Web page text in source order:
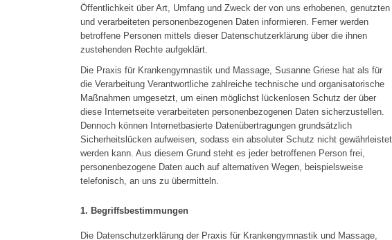
Öffentlichkeit über Art, Umfang und Zweck der von uns erhobenen, genutzten
und verarbeiteten personenbezogenen Daten informieren. Ferner werden
betroffene Personen mittels dieser Datenschutzerklärung über die ihnen
zustehenden Rechte aufgeklärt.
Die Praxis für Krankengymnastik und Massage, Susanne Griese hat als für
die Verarbeitung Verantwortliche zahlreiche technische und organisatorische
Maßnahmen umgesetzt, um einen möglichst lückenlosen Schutz der über
diese Internetseite verarbeiteten personenbezogenen Daten sicherzustellen.
Dennoch können Internetbasierte Datenübertragungen grundsätzlich
Sicherheitslücken aufweisen, sodass ein absoluter Schutz nicht gewährleistet
werden kann. Aus diesem Grund steht es jeder betroffenen Person frei,
personenbezogene Daten auch auf alternativen Wegen, beispielsweise
telefonisch, an uns zu übermitteln.
1. Begriffsbestimmungen
Die Datenschutzerklärung der Praxis für Krankengymnastik und Massage,